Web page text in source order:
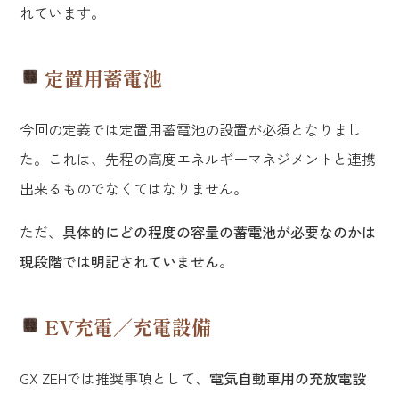
れています。
定置用蓄電池
今回の定義では定置用蓄電池の設置が必須となりまし
た。これは、先程の高度エネルギーマネジメントと連携
出来るものでなくてはなりません。
ただ、具体的にどの程度の容量の蓄電池が必要なのかは
現段階では明記されていません。
EV充電／充電設備
GX ZEHでは推奨事項として、電気自動車用の充放電設